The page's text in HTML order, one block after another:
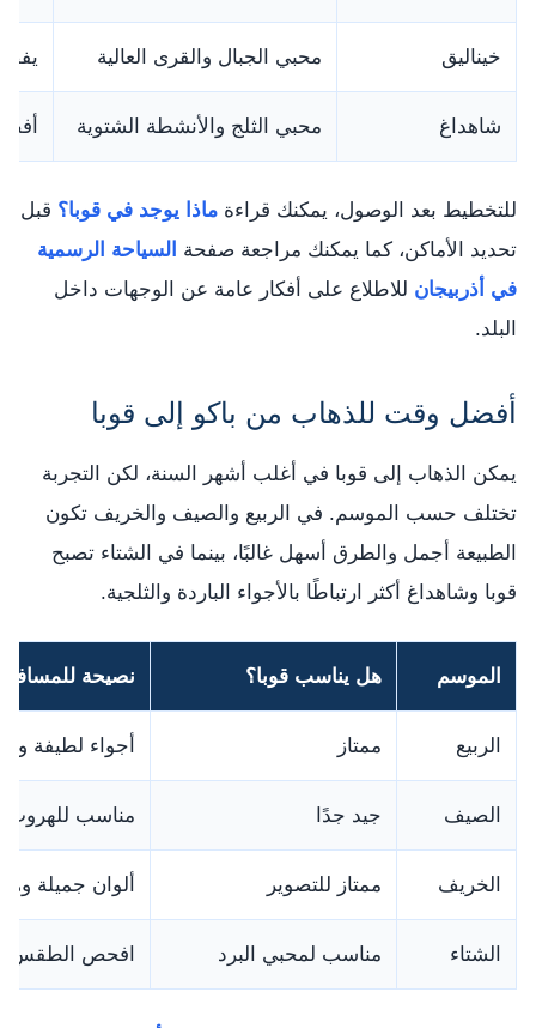
خيناليق محبي الجبال والقرى العالية
شاهداغ محبي الثلج والأنشطة الشتوية
للتخطيط بعد الوصول، يمكنك قراءة ماذا يوجد في قوبا؟ قبل
تحديد الأماكن، كما يمكنك مراجعة صفحة السياحة الرسمية
في أذربيجان للاطلاع على أفكار عامة عن الوجهات داخل
البلد.
أفضل وقت للذهاب من باكو إلى قوبا
يمكن الذهاب إلى قوبا في أغلب أشهر السنة، لكن التجربة
تختلف حسب الموسم. في الربيع والصيف والخريف تكون
الطبيعة أجمل والطرق أسهل غالبًا، بينما في الشتاء تصبح
قوبا وشاهداغ أكثر ارتباطًا بالأجواء الباردة والثلجية.
الموسم هل يناسب قوبا؟ نصيحة للمسافر
الربيع ممتاز أجواء لطيفة
الصيف جيد جدًا مناسب للهروب
الخريف ممتاز للتصوير ألوان جميلة
الشتاء مناسب لمحبي البرد افحص الطقس